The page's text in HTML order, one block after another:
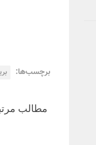
برچسب‌ها:
مطالب